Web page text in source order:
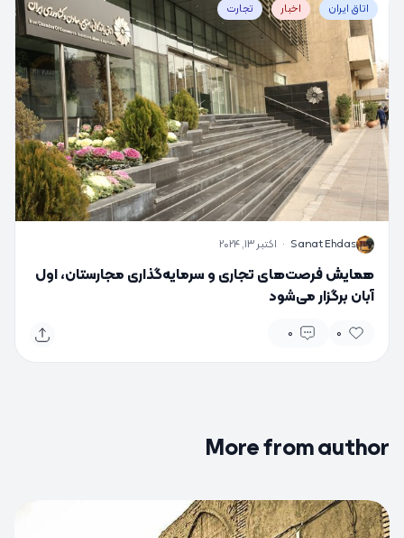
اتاق ایران اخبار تجارت
S
Sanat Ehdas
· اکتبر 13, 2024
همایش فرصت‌های تجاری و سرمایه‌گذاری مجارستان، اول
آبان برگزار می‌شود
0
0
More from author
0